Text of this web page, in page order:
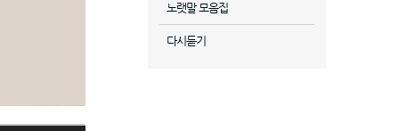
노랫말 모음집
다시듣기